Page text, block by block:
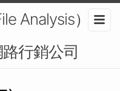
Analysis）在
行銷公司